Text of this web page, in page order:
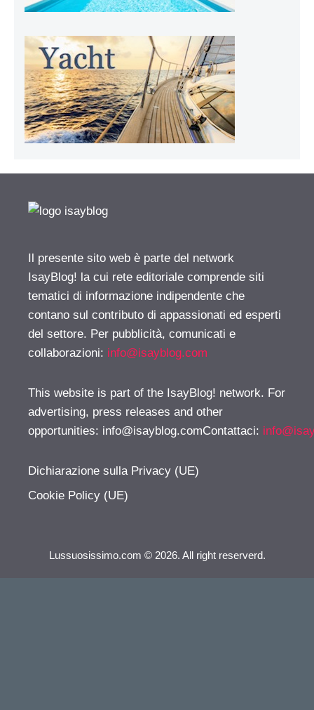
Il presente sito web è parte del network
IsayBlog! la cui rete editoriale comprende siti
tematici di informazione indipendente che
contano sul contributo di appassionati ed esperti
del settore. Per pubblicità, comunicati e
collaborazioni: info@isayblog.com
This website is part of the IsayBlog! network. For
advertising, press releases and other
opportunities: info@isayblog.comContattaci:
Dichiarazione sulla Privacy (UE)
Cookie Policy (UE)
Lussuosissimo.com © 2026. All right reserverd.